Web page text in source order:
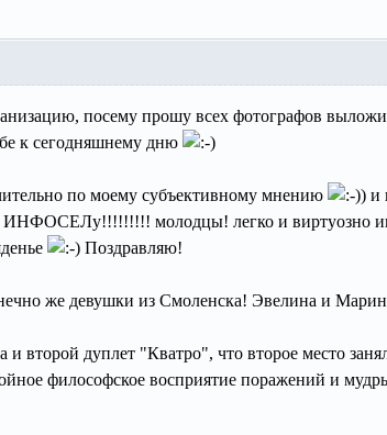
посему прошу всех фотографов
к сегодняшнему дню
по моему субъективному мнению
) и
молодцы! легко и виртуозно
Поздравляю!
же девушки из Смоленска! Эвелина и
второй дуплет "Кватро", что второе место
философское восприятие поражений и